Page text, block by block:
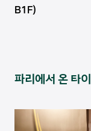
B1F)
파리에서 온 타